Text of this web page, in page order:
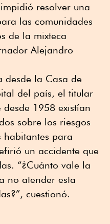
resolver una
las comunidades
de la mixteca
Alejandro
desde la Casa de
del país, el titular
1958 existían
sobre los riesgos
habitantes para
un accidente que
“¿Cuánto vale la
no atender esta
cuestionó.